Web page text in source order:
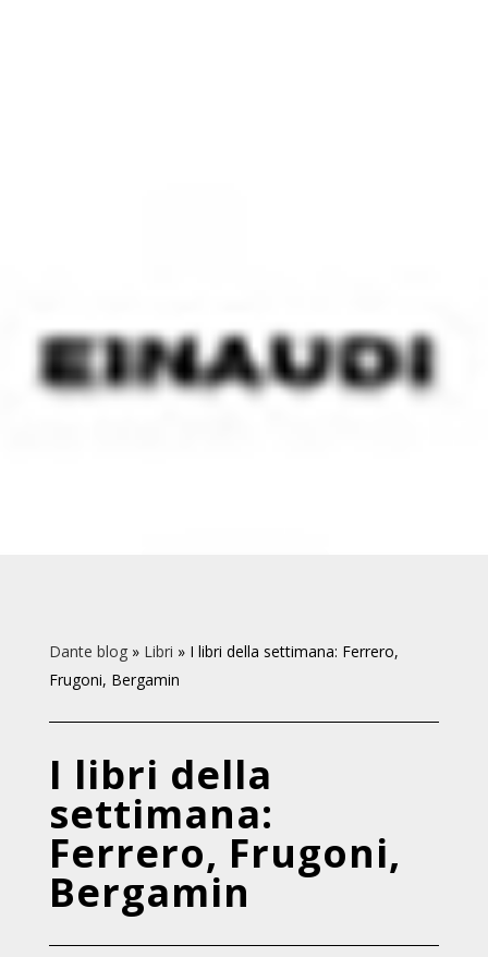
Dante blog» Libri » I libri della settimana: Ferrero,
Frugoni, Bergamin
I libri della
settimana:
Ferrero, Frugoni,
Bergamin